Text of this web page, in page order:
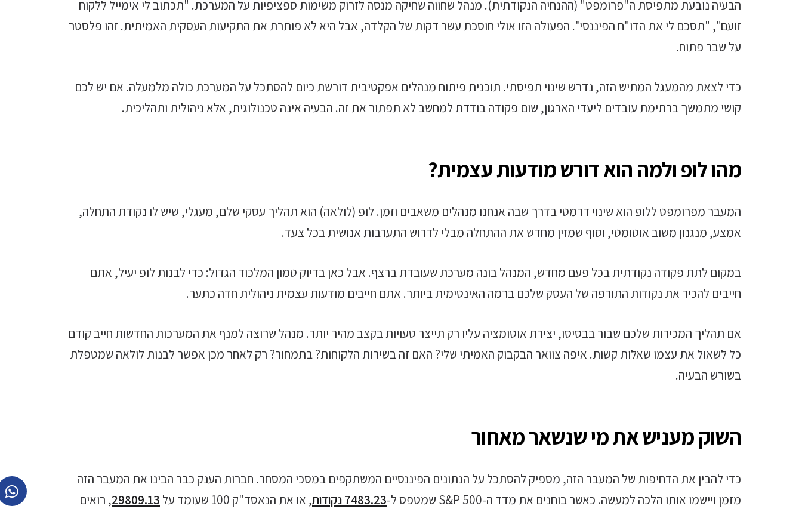
הבעיה נובעת מתפיסת ה"פרומפט" (ההנחיה הנקודתית). מנהל שחווה שחיקה מנסה לזרוק משימות ספציפיות על המערכת. "תכתוב לי אימייל ללקוח
זועם", "תסכם לי את הדו"ח הפיננסי". הפעולה הזו אולי חוסכת עשר דקות של הקלדה, אבל היא לא פותרת את התקיעות העסקית האמיתית. זהו פלסטר
על שבר פתוח.
כדי לצאת מהמעגל המתיש הזה, נדרש שינוי תפיסתי. תוכנית פיתוח מנהלים אפקטיבית דורשת כיום להסתכל על המערכת כולה מלמעלה. אם יש לכם
קושי מתמשך ברתימת עובדים ליעדי הארגון, שום פקודה בודדת למחשב לא תפתור את זה. הבעיה אינה טכנולוגית, אלא ניהולית ותהליכית.
מהו לופ ולמה הוא דורש מודעות עצמית?
המעבר מפרומפט ללופ הוא שינוי דרמטי בדרך שבה אנחנו מנהלים משאבים וזמן. לופ (לולאה) הוא תהליך עסקי שלם, מעגלי, שיש לו נקודת התחלה,
אמצע, מנגנון משוב אוטומטי, וסוף שמזין מחדש את ההתחלה מבלי לדרוש התערבות אנושית בכל צעד.
במקום לתת פקודה נקודתית בכל פעם מחדש, המנהל בונה מערכת שעובדת ברצף. אבל כאן בדיוק טמון המלכוד הגדול: כדי לבנות לופ יעיל, אתם
חייבים להכיר את נקודות התורפה של העסק שלכם ברמה האינטימית ביותר. אתם חייבים מודעות עצמית ניהולית חדה כתער.
אם תהליך המכירות שלכם שבור בבסיסו, יצירת אוטומציה עליו רק תייצר טעויות בקצב מהיר יותר. מנהל שרוצה למנף את המערכות החדשות חייב קודם
כל לשאול את עצמו שאלות קשות. איפה צוואר הבקבוק האמיתי שלי? האם זה בשירות הלקוחות? בתמחור? רק לאחר מכן אפשר לבנות לולאה שמטפלת
בשורש הבעיה.
השוק מעניש את מי שנשאר מאחור
כדי להבין את הדחיפות של המעבר הזה, מספיק להסתכל על הנתונים הפיננסיים המשתקפים במסכי המסחר. חברות הענק כבר הבינו את המעבר הזה
מזמן ויישמו אותו הלכה למעשה. כאשר בוחנים את מדד ה-S&P 500 שמטפס ל-
7483.23 נקודות , או את הנאסד"ק 100 שעומד על 29809.13, רואים